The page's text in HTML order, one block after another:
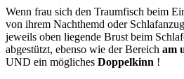
Wenn frau sich den Traumfisch beim
von ihrem Nachthemd oder
jeweils oben liegende Brust beim
abgestützt, ebenso wie der Bereich am
UND ein mögliches Doppelkinn !